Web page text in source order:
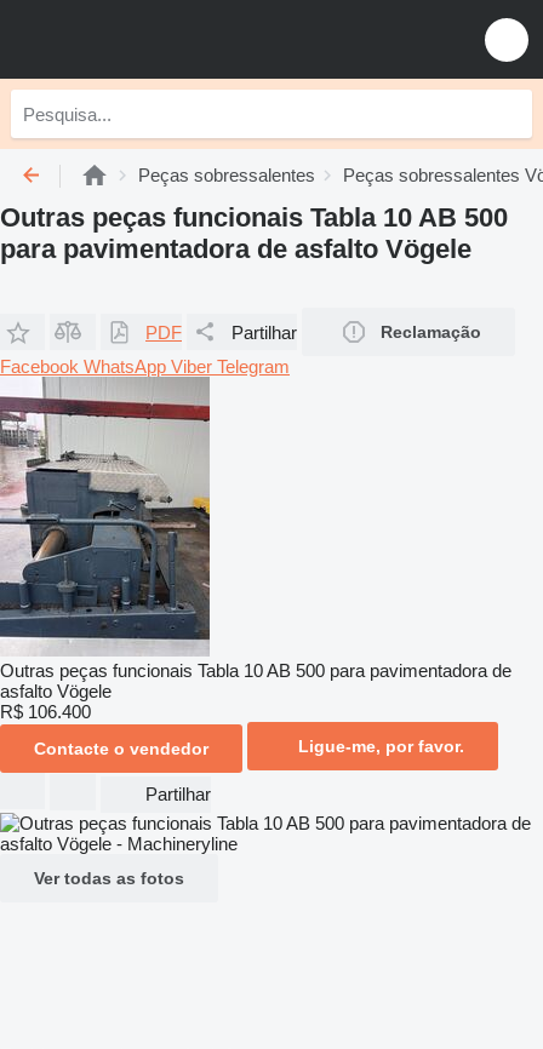
Peças sobressalentes Peças sobressalentes
Outras peças funcionais Tabla 10 AB 500
para pavimentadora de asfalto Vögele
PDF Partilhar Reclamação
Facebook WhatsApp Viber Telegram
Outras peças funcionais Tabla 10 AB 500 para pavimentadora de
asfalto Vögele
R$ 106.400
Contacte o vendedor Ligue-me, por favor.
Partilhar
Ver todas as fotos